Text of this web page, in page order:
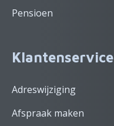
Pensioen
Klantenservice
Adreswijziging
Afspraak maken